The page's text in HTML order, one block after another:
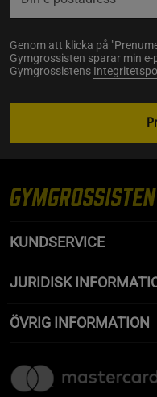
Genom att klicka på
Gymgrossisten sparar min
Gymgrossistens
KUNDSERVICE
JURIDISK
ÖVRIG INFORMATION